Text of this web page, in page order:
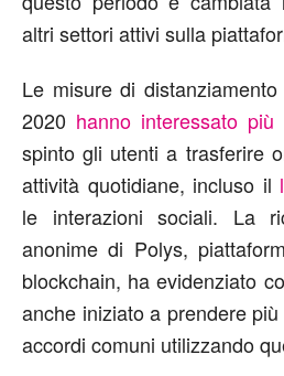
altri settori attivi sulla
Le misure di
2020 hanno interessato
spinto gli utenti a trasferire
attività quotidiane, incluso il
le interazioni sociali. La
anonime di Polys,
blockchain, ha evidenziato
anche iniziato a prendere
accordi comuni utilizzando